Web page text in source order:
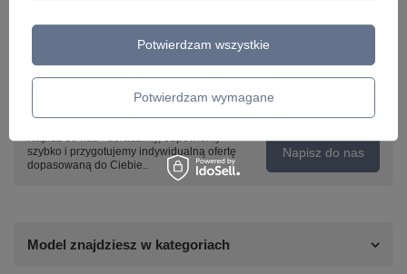
Potrzebujesz pomocy? Masz pytania lub
chcesz lepszą cenę?
Napisz do nas - doradzimy, odpowiemy
szybko i przygotujemy indywidualną ofertę
dopasowaną do Ciebie..
Napisz do nas
Model znajdziesz w kategoriach
Potwierdzam wymagane
Potwierdzam wszystkie